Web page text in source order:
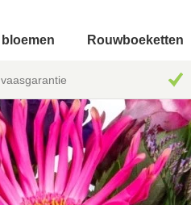
Rouwboeketten